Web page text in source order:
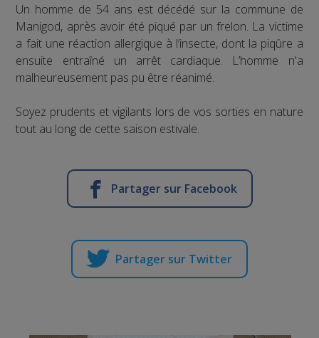
Un homme de 54 ans est décédé sur la commune de
Manigod, après avoir été piqué par un frelon. La victime
a fait une réaction allergique à l’insecte, dont la piqûre a
ensuite entraîné un arrêt cardiaque. L’homme n'a
malheureusement pas pu être réanimé.
Soyez prudents et vigilants lors de vos sorties en nature
tout au long de cette saison estivale.
Partager sur Facebook
Partager sur Twitter